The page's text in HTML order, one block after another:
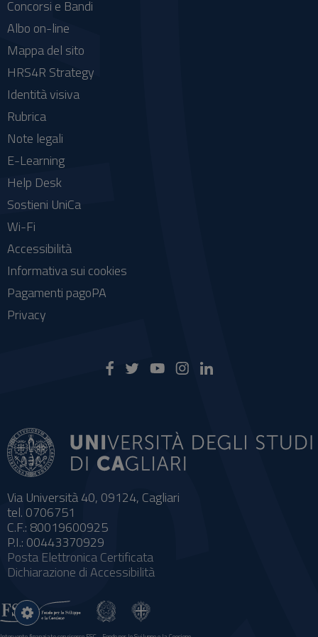
Via Università 40, 09124, Cagliari
tel. 0706751
C.F.: 80019600925
P.I.: 00443370929
Posta Elettronica Certificata
Dichiarazione di Accessibilità
Concorsi e Bandi
Albo on-line
Mappa del sito
HRS4R Strategy
Identità visiva
Rubrica
Note legali
E-Learning
Help Desk
Sostieni UniCa
Wi-Fi
Accessibilità
Informativa sui cookies
Pagamenti pagoPA
Privacy
Impostazioni
cookie